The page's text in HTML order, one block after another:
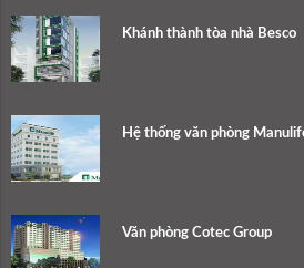
Khánh thành tòa nhà Besco
Hệ thống văn phòng
Văn phòng Cotec Group